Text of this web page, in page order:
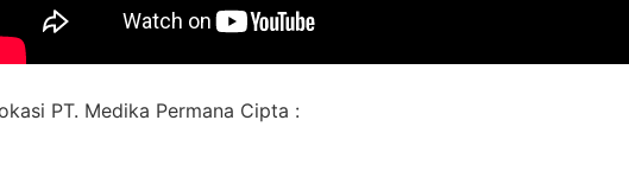
PT. Medika Permana Cipta :